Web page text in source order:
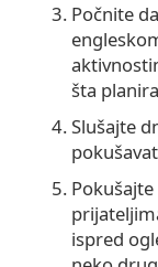
Počnite
šta
Slušajte
ispred